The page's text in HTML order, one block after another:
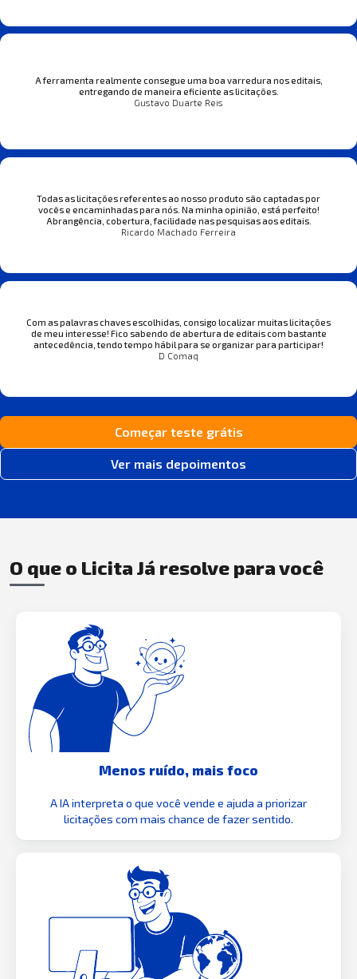
A ferramenta realmente consegue uma boa varredura nos editais,
entregando de maneira eficiente as licitações.
Gustavo Duarte Reis
Todas as licitações referentes ao nosso produto são captadas por
vocês e encaminhadas para nós. Na minha opinião, está perfeito!
Abrangência, cobertura, facilidade nas pesquisas aos editais.
Ricardo Machado Ferreira
Com as palavras chaves escolhidas, consigo localizar muitas licitações
de meu interesse! Fico sabendo de abertura de editais com bastante
antecedência, tendo tempo hábil para se organizar para participar!
D Comaq
Começar teste grátis
Ver mais depoimentos
O que o Licita Já resolve para você
Menos ruído, mais foco
A IA interpreta o que você vende e ajuda a priorizar
licitações com mais chance de fazer sentido.